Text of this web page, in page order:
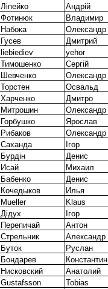
Ліпейко Андрій
Фотинюк Владимир
Набока Олександр
Гусев Дмитрий
liebiediev yehor
Тимошенко Сергій
Шевченко Олександр
Торстен Освальд
Харченко Дмитро
Митрошин Олександр
Горбушко Ярослав
Рибаков Олександр
Саханда Ігор
Бурдін Денис
Исай Михаил
Бабенко Денис
Кочедыков Илья
Mueller Klaus
Дідух Ігор
Перепичай Антон
Стрельник Александр
Буток Руслан
Бондарев Константин
Нисковский Анатолий
Gustafsson Tobias